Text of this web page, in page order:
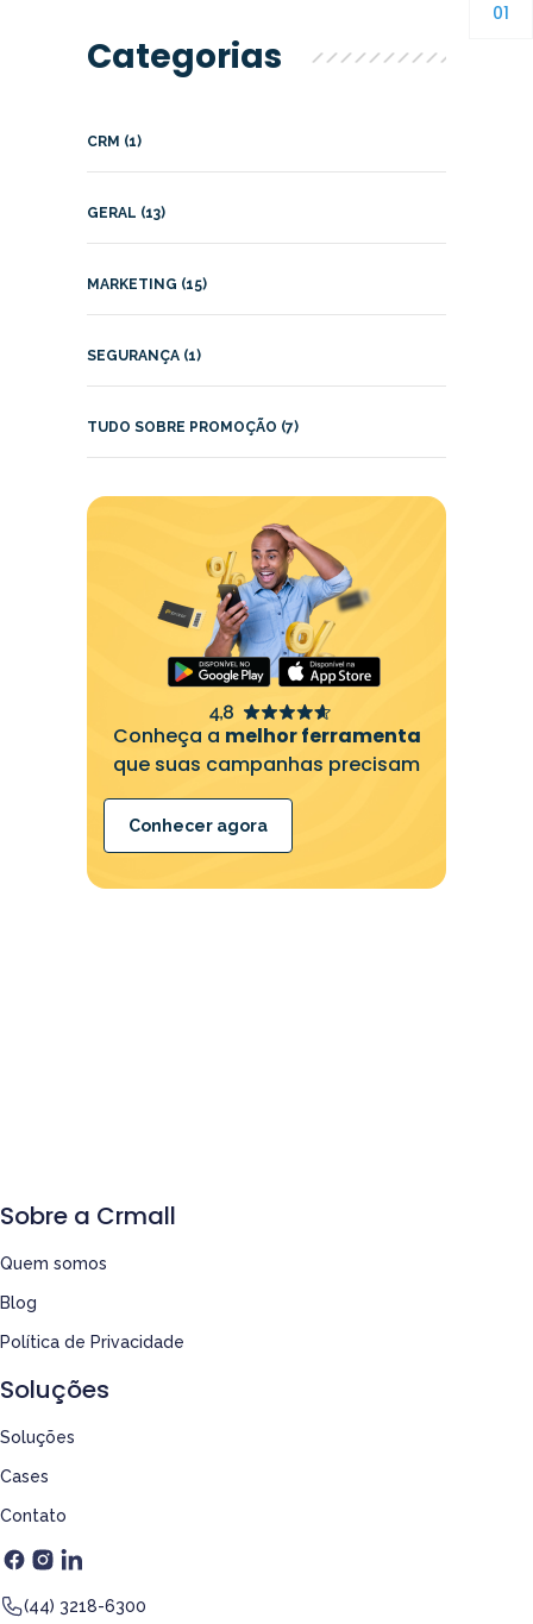
01
Categorias
CRM (1)
GERAL (13)
MARKETING (15)
SEGURANÇA (1)
TUDO SOBRE PROMOÇÃO (7)
Conheça a melhor ferramenta
que suas campanhas precisam
Conhecer agora
Soluções
Soluções
Cases
Contato
Sobre a Crmall
Quem somos
Blog
Política de Privacidade
(44) 3218-6300